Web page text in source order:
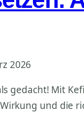
2026
gedacht! Mit
und die